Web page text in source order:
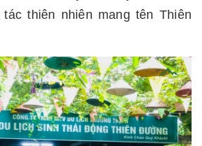
thiên nhiên mang tên Thiên